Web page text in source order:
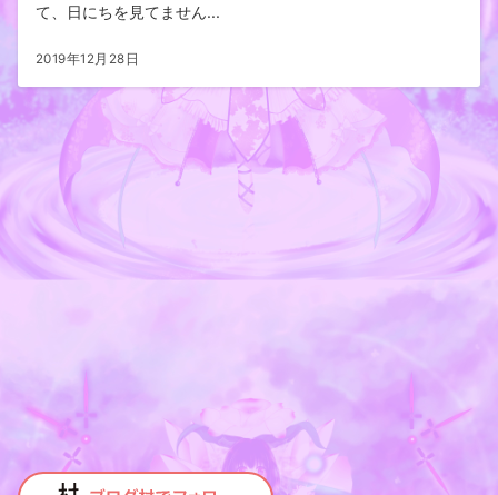
て、日にちを見てません...
2019年12月28日